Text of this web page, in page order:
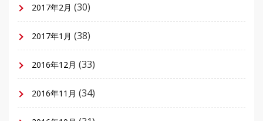
2017年2月 (30)
2017年1月 (38)
2016年12月 (33)
2016年11月 (34)